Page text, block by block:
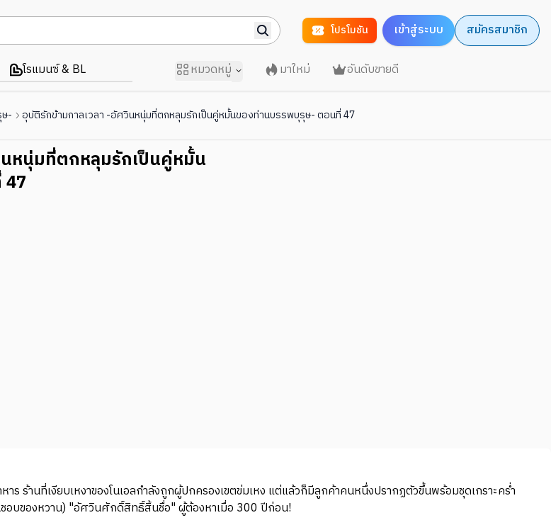
โปรโมชัน เข้าสู่ระบบ สมัครสมาชิก
โรแมนซ์ & BL หมวดหมู่ มาใหม่ อันดับขายดี
- อุบัติรักข้ามกาลเวลา -อัศวินหนุ่มที่ตกหลุมรักเป็นคู่หมั้นของท่านบรรพบุรุษ- ตอนที่ 47
หนุ่มที่ตกหลุมรักเป็นคู่หมั้น
ร ร้านที่เงียบเหงาของโนเอลกำลังถูกผู้ปกครองเขตข่มเหง แต่แล้วก็มีลูกค้าคนหนึ่งปรากฏตัวขึ้นพร้อมชุดเกราะคร่ำ
บของหวาน) "อัศวินศักดิ์สิทธิ์สิ้นชื่อ" ผู้ต้องหาเมื่อ 300 ปีก่อน!